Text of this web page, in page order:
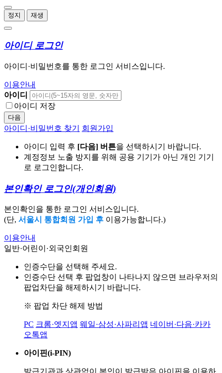
정지 재생
아이디 로그인
아이디·비밀번호를 통한 로그인 서비스입니다.
이용안내
아이디
아이디 저장
다음
아이디·비밀번호 찾기 회원가입
아이디 입력 후 [다음] 버튼을 선택하시기 바랍니다.
계정정보 노출 방지를 위해 공용 기기가 아닌 개인 기기
로 로그인합니다.
본인확인 로그인(개인회원)
본인확인을 통한 로그인 서비스입니다.
(단, 서울시 통합회원 가입 후 이용가능합니다.)
이용안내
일반·어린이·외국인회원
인증수단을 선택해 주세요.
인증수단 선택 후 팝업창이 나타나지 않으면 브라우저의
팝업차단을 해제하시기 바랍니다.
※ 팝업 차단 해제 방법
PC 크롬·엣지앱 웨일·삼성·사파리앱 네이버·다음·카카
오톡앱
아이핀(i-PIN)